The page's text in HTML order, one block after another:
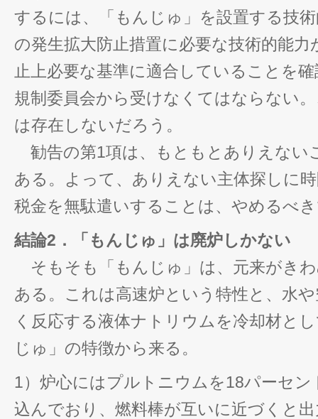
するには、「もんじゅ」を設置する技
の発生拡大防止措置に必要な技術的能
止上必要な基準に適合していることを
規制委員会から受けなくてはならない
は存在しないだろう。
勧告の第1項は、もともとありえない
ある。よって、ありえない主体探しに
税金を無駄遣いすることは、やめるべ
結論2．「もんじゅ」は廃炉しかない
そもそも「もんじゅ」は、元来がき
ある。これは高速炉という特性と、水
く反応する液体ナトリウムを冷却材と
じゅ」の特徴から来る。
1）炉心にはプルトニウムを18パーセ
込んでおり、燃料棒が互いに近づくと